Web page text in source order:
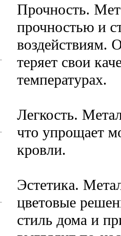
Прочность.
прочностью и
воздействиям.
теряет свои
температурах.
Легкость.
что упрощает
кровли.
Эстетика.
цветовые
стиль дома и